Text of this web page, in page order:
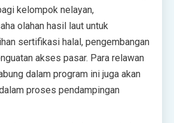
kelompok nelayan,
olahan hasil laut untuk
sertifikasi halal, pengembangan
akses pasar. Para relawan
dalam program ini juga akan
proses pendampingan